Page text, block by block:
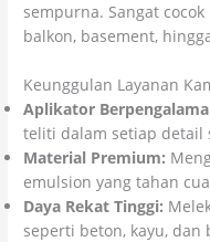
sempurna. Sangat
balkon, basement,
Keunggulan Layanan
Aplikator
teliti dalam setiap detail
Material Premium:
emulsion yang tahan
Daya Rekat Tinggi:
seperti beton, kayu, dan